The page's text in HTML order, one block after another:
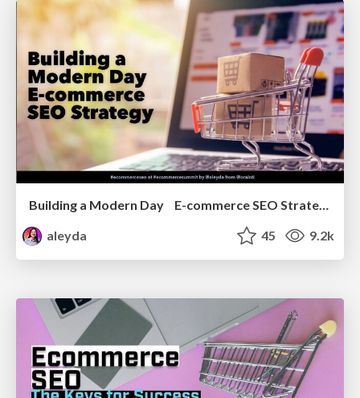
Building a Modern Day E-commerce SEO Strategy
aleyda
45 9.2k